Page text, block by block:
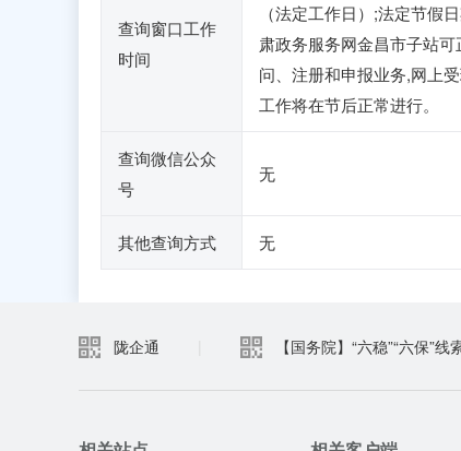
查询窗口工作
时间
（法定工作日）;法定节假
肃政务服务网金昌市子站可
问、注册和申报业务,网上
工作将在节后正常进行。
查询微信公众
号
无
其他查询方式 无
陇企通 【国务院】“六稳”“六保”线